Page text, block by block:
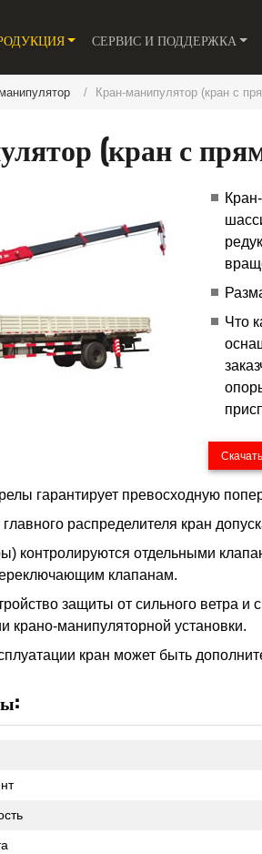
СЕРВИС И ПОДДЕРЖКА
Кран-манипулятор (кран с
(кран с
Что
Скачать
гарантирует превосходную
распределителя кран
контролируются отдельными
клапанам.
защиты от сильного ветра
крано-манипуляторной установки.
кран может быть